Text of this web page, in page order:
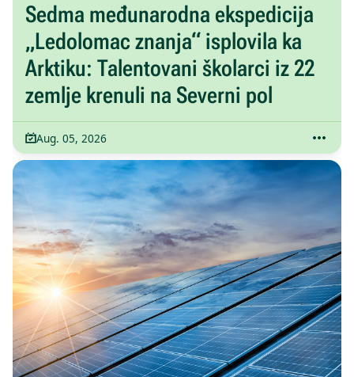
Sedma međunarodna ekspedicija
„Ledolomac znanja“ isplovila ka
Arktiku: Talentovani školarci iz 22
zemlje krenuli na Severni pol
Aug. 05, 2026